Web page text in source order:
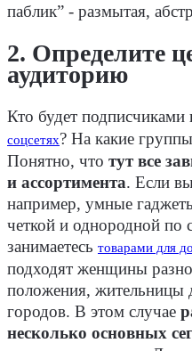
паблик” - размытая,
2. Определите
аудиторию
Кто будет подписчиками
соцсетях? На какие
Понятно, что тут все
и ассортимента. Если
например, умные
четкой и однородной по
занимаетесь товарами для
подходят женщины
положения, жительницы
городов. В этом случае
несколько основных